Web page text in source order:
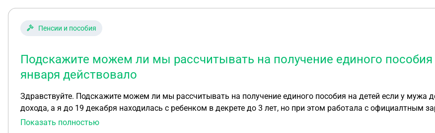
Пенсии и пособия
Подскажите можем ли мы рассчитывать на получение единого пособия
января действовало
Здравствуйте. Подскажите можем ли мы рассчитывать на получение единого пособия на детей если у мужа
дохода, а я до 19 декабря находилась с ребенком в декрете до 3 лет, но при этом работала с официалтным
марта 2025. Спасибо за ответ.
Показать полностью